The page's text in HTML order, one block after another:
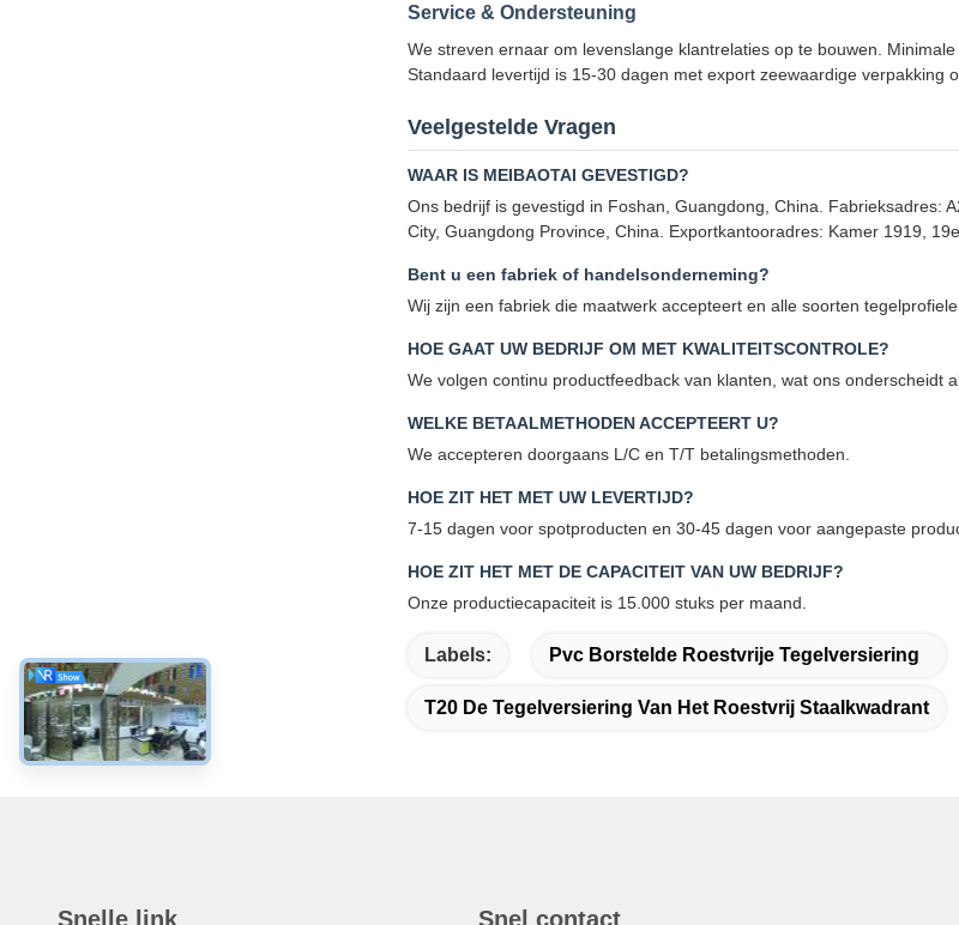
Service & Ondersteuning
We streven ernaar om levenslange klantrelaties op te bouwen.
Standaard levertijd is 15-30 dagen met export zeewaardige verpakking
Veelgestelde Vragen
WAAR IS MEIBAOTAI GEVESTIGD?
Ons bedrijf is gevestigd in Foshan, Guangdong, China. Fabrieksadres:
City, Guangdong Province, China. Exportkantooradres: Kamer 1919,
Bent u een fabriek of handelsonderneming?
Wij zijn een fabriek die maatwerk accepteert en alle soorten
HOE GAAT UW BEDRIJF OM MET KWALITEITSCONTROLE?
We volgen continu productfeedback van klanten, wat ons onderscheidt
WELKE BETAALMETHODEN ACCEPTEERT U?
We accepteren doorgaans L/C en T/T betalingsmethoden.
HOE ZIT HET MET UW LEVERTIJD?
7-15 dagen voor spotproducten en 30-45 dagen voor aangepaste
HOE ZIT HET MET DE CAPACITEIT VAN UW BEDRIJF?
Onze productiecapaciteit is 15.000 stuks per maand.
Labels: Pvc Borstelde Roestvrije Tegelversiering
T20 De Tegelversiering Van Het Roestvrij Staalkwadrant
Snelle link Snel contact